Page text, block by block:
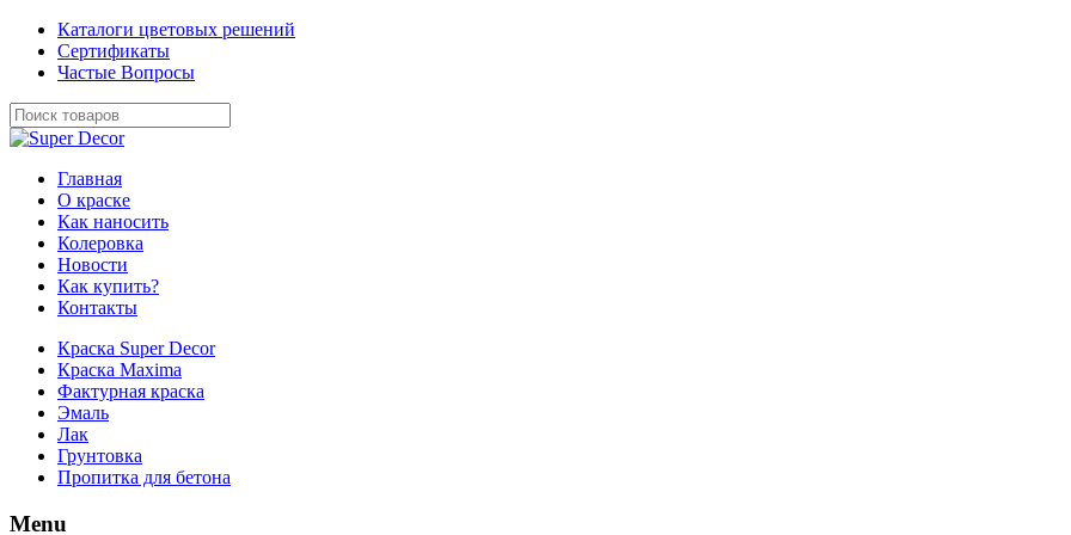
Каталоги цветовых решений
Сертификаты
Частые Вопросы
Главная
О краске
Как наносить
Колеровка
Новости
Как купить?
Контакты
Краска Super Decor
Краска Maxima
Фактурная краска
Эмаль
Лак
Грунтовка
Пропитка для бетона
Menu